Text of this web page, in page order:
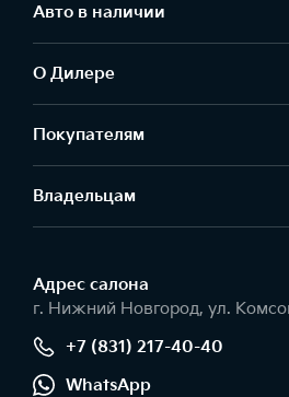
Авто в наличии
О Дилере
Покупателям
Владельцам
Адрес салонa
г. Нижний Новгород, ул.
+7 (831) 217-40-40
WhatsApp